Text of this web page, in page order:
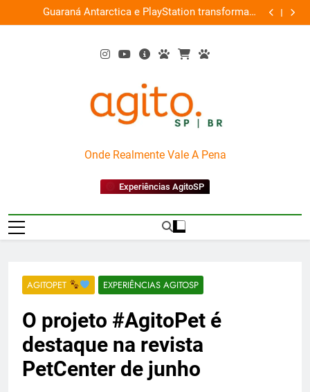
to
Guaraná Antarctica e PlayStation transformam
shopping em arena gamer gratuita
Busch
AgitoSP
Onde Realmente Vale A Pena
Experiências AgitoSP
AGITOPET EXPERIÊNCIAS AGITOSP
O projeto #AgitoPet é
destaque na revista
PetCenter de junho